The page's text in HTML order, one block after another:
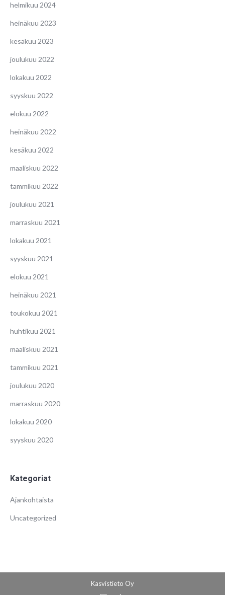
helmikuu 2024
heinäkuu 2023
kesäkuu 2023
joulukuu 2022
lokakuu 2022
syyskuu 2022
elokuu 2022
heinäkuu 2022
kesäkuu 2022
maaliskuu 2022
tammikuu 2022
joulukuu 2021
marraskuu 2021
lokakuu 2021
syyskuu 2021
elokuu 2021
heinäkuu 2021
toukokuu 2021
huhtikuu 2021
maaliskuu 2021
tammikuu 2021
joulukuu 2020
marraskuu 2020
lokakuu 2020
syyskuu 2020
Kategoriat
Ajankohtaista
Uncategorized
Kasvistieto Oy